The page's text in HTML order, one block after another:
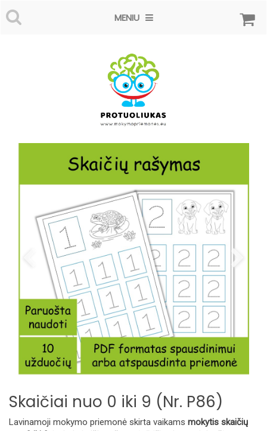
MENIU
Skaičiai nuo 0 iki 9 (Nr. P86)
Lavinamoji mokymo priemonė skirta vaikams mokytis skaičių